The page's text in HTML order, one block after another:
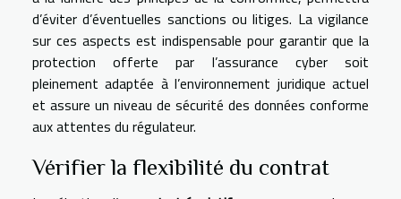
d’éviter d’éventuelles sanctions ou litiges. La vigilance
sur ces aspects est indispensable pour garantir que la
protection offerte par l’assurance cyber soit
pleinement adaptée à l’environnement juridique actuel
et assure un niveau de sécurité des données conforme
aux attentes du régulateur.
Vérifier la flexibilité du contrat